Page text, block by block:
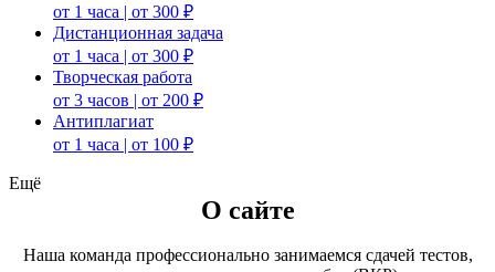
от 1 часа | от 300 ₽
Дистанционная задача
от 1 часа | от 300 ₽
Творческая работа
от 3 часов | от 200 ₽
Антиплагиат
от 1 часа | от 100 ₽
Ещё
О сайте
Наша команда профессионально занимаемся сдачей тестов,